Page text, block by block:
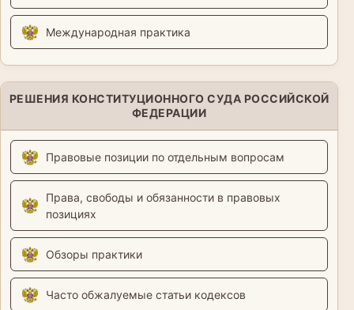
Международная практика
РЕШЕНИЯ КОНСТИТУЦИОННОГО СУДА РОССИЙСКОЙ
ФЕДЕРАЦИИ
Правовые позиции по отдельным вопросам
Права, свободы и обязанности в правовых
позициях
Обзоры практики
Часто обжалуемые статьи кодексов